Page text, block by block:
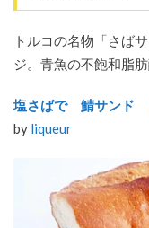
トルコの名物「さば
ジ。青魚の不飽和脂
塩さばで 鯖サンド
by liqueur